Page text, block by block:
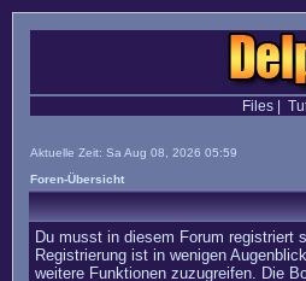
Files|
Aktuelle Zeit: Sa Aug 08, 2026 05:59
Foren-Übersicht
Du musst in diesem Forum registriert
Registrierung ist in wenigen
weitere Funktionen zuzugreifen. Die